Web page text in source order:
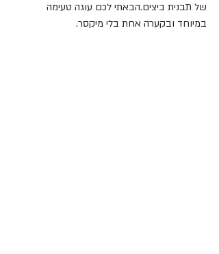
של תבנית ביצים.הבאתי לכם עוגה טעימה
במיוחד ובקערה אחת בלי מיקסר.